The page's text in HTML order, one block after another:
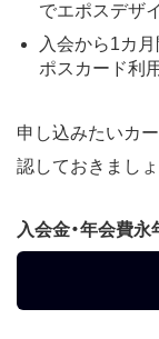
でエポスデザ
入会から1カ月
ポスカード利
申し込みたいカ
認しておきましょ
入会金・年会費永